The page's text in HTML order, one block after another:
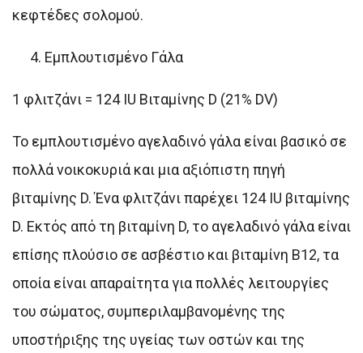
κεφτέδες σολομού.
Εμπλουτισμένο Γάλα
1 φλιτζάνι = 124 IU Βιταμίνης D (21% DV)
Το εμπλουτισμένο αγελαδινό γάλα είναι βασικό σε
πολλά νοικοκυριά και μια αξιόπιστη πηγή
βιταμίνης D. Ένα φλιτζάνι παρέχει 124 IU βιταμίνης
D. Εκτός από τη βιταμίνη D, το αγελαδινό γάλα είναι
επίσης πλούσιο σε ασβέστιο και βιταμίνη Β12, τα
οποία είναι απαραίτητα για πολλές λειτουργίες
του σώματος, συμπεριλαμβανομένης της
υποστήριξης της υγείας των οστών και της